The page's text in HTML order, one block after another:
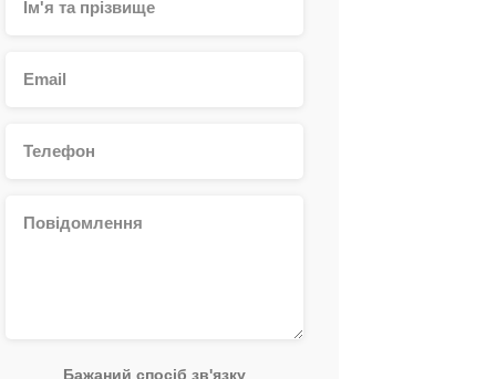
Бажаний спосіб зв'язку